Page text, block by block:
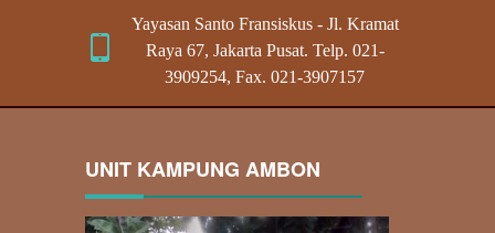
Yayasan Santo Fransiskus - Jl. Kramat
Raya 67, Jakarta Pusat. Telp. 021-
3909254, Fax. 021-3907157
UNIT KAMPUNG AMBON